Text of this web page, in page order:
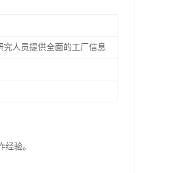
究人员提供全面的工厂信息
验。